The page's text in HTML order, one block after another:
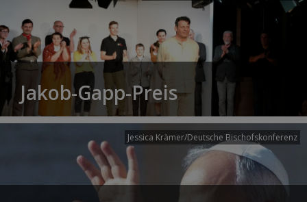
Jakob-Gapp-Preis
Jessica Krämer/Deutsche Bischofskonferenz